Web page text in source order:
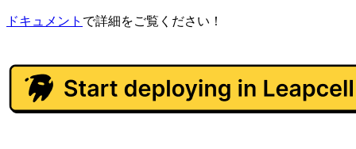
ドキュメント で詳細をご覧ください！